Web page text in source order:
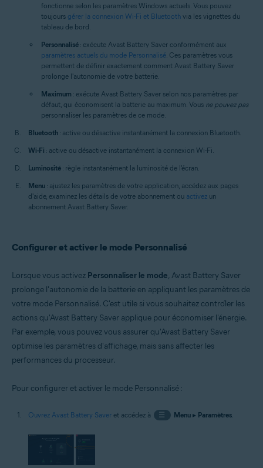
fonctionne selon les paramètres Windows actuels. Vous pouvez
toujours gérer la connexion Wi-Fi et Bluetooth via les vignettes du
tableau de bord.
Personnalisé : exécute Avast Battery Saver conformément aux
paramètres actuels du mode Personnalisé . Ces paramètres vous
permettent de définir exactement comment Avast Battery Saver
prolonge l'autonomie de votre batterie.
Maximum : exécute Avast Battery Saver selon nos paramètres par
défaut, qui économisent la batterie au maximum. Vous ne pouvez pas
personnaliser les paramètres de ce mode.
Bluetooth : active ou désactive instantanément la connexion Bluetooth.
Wi-Fi : active ou désactive instantanément la connexion Wi-Fi.
Luminosité : règle instantanément la luminosité de l'écran.
Menu : ajustez les paramètres de votre application, accédez aux pages
d'aide, examinez les détails de votre abonnement ou activez un
abonnement Avast Battery Saver.
Configurer et activer le mode Personnalisé
Lorsque vous activez Personnaliser le mode, Avast Battery Saver
prolonge l'autonomie de la batterie en appliquant les paramètres de
votre mode Personnalisé. C'est utile si vous souhaitez contrôler les
actions qu'Avast Battery Saver applique pour économiser l'énergie.
Par exemple, vous pouvez vous assurer qu'Avast Battery Saver
optimise les paramètres d'affichage, mais sans affecter les
performances du processeur.
Pour configurer et activer le mode Personnalisé :
Ouvrez Avast Battery Saver et accédez à ☰ Menu▸ Paramètres.